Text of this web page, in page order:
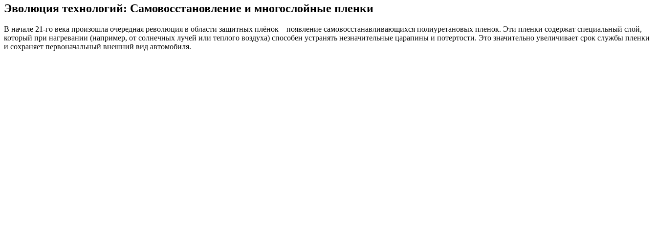
Эволюция технологий: Самовосстановление и многослойные пленки
В начале 21-го века произошла очередная революция в области защитных плёнок – появление самовосстанавливающихся полиуретановых пленок. Эти пленки содержат специальный слой,
который при нагревании (например, от солнечных лучей или теплого воздуха) способен устранять незначительные царапины и потертости. Это значительно увеличивает срок службы пленки
и сохраняет первоначальный внешний вид автомобиля.